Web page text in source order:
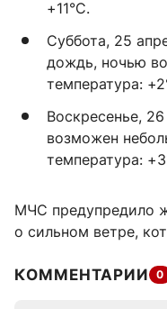
+11°C.
Суббота, 25
дождь, ночью
температура:
Воскресенье,
возможен
температура:
МЧС предупредило
о сильном ветре,
КОММЕНТАРИИ 0